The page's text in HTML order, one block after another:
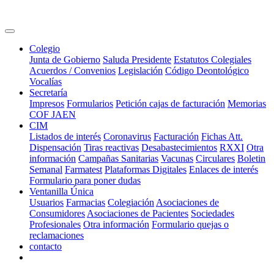
Colegio
Junta de Gobierno Saluda Presidente Estatutos Colegiales
Acuerdos / Convenios Legislación Código Deontológico
Vocalías
Secretaría
Impresos Formularios Petición cajas de facturación Memorias
COF JAEN
CIM
Listados de interés Coronavirus Facturación Fichas Att.
Dispensación Tiras reactivas Desabastecimientos RXXI Otra
información Campañas Sanitarias Vacunas Circulares Boletin
Semanal Farmatest Plataformas Digitales Enlaces de interés
Formulario para poner dudas
Ventanilla Única
Usuarios Farmacias Colegiación Asociaciones de
Consumidores Asociaciones de Pacientes Sociedades
Profesionales Otra información Formulario quejas o
reclamaciones
contacto